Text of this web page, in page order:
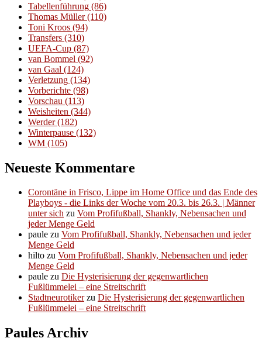
Tabellenführung (86)
Thomas Müller(110)
Toni Kroos (94)
Transfers (310)
UEFA-Cup (87)
van Bommel (92)
van Gaal (124)
Verletzung (134)
Vorberichte (98)
Vorschau (113)
Weisheiten (344)
Werder(182)
Winterpause (132)
WM (105)
Neueste Kommentare
Corontäne in Frisco, Lippe im Home Office und das Ende des
Playboys - die Links der Woche vom 20.3. bis 26.3. | Männer
unter sich zu Vom Profifußball, Shankly, Nebensachen und
jeder Menge Geld
paule zu Vom Profifußball, Shankly, Nebensachen und jeder
Menge Geld
hilto zu Vom Profifußball, Shankly, Nebensachen und jeder
Menge Geld
paule zu Die Hysterisierung der gegenwartlichen
Fußlümmelei – eine Streitschrift
Stadtneurotikerzu Die Hysterisierung der gegenwartlichen
Fußlümmelei – eine Streitschrift
Paules Archiv